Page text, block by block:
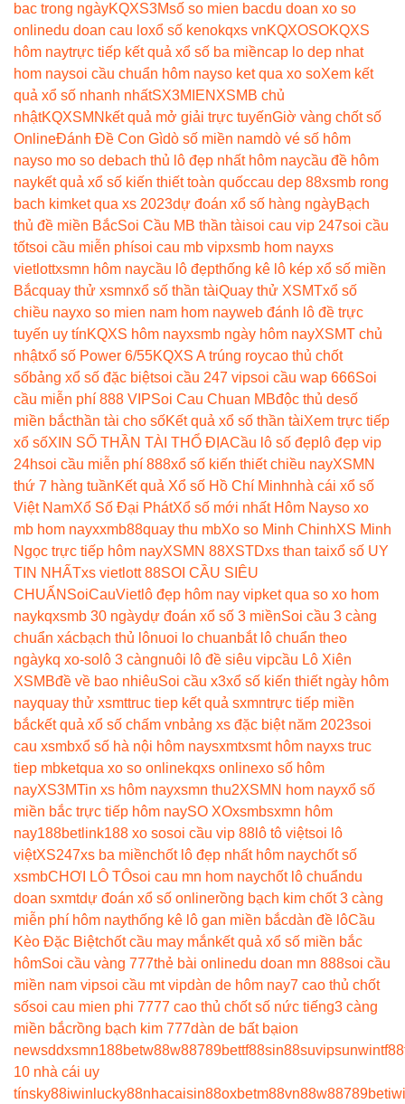
bac trong ngàyKQXS3Msố so mien bacdu doan xo so
onlinedu doan cau loxổ số kenokqxs vnKQXOSOKQXS
hôm naytrực tiếp kết quả xổ số ba miềncap lo dep nhat
hom naysoi cầu chuẩn hôm nayso ket qua xo soXem kết
quả xổ số nhanh nhấtSX3MIEN XSMB chủ
nhậtKQXSMN kết quả mở giải trực tuyếnGiờ vàng chốt số
OnlineĐánh Đề Con Gìdò số miền namdò vé số hôm
nayso mo so debach thủ lô đẹp nhất hôm naycầu đề hôm
naykết quả xổ số kiến thiết toàn quốccau dep 88xsmb rong
bach kimket qua xs 2023dự đoán xổ số hàng ngàyBạch
thủ đề miền BắcSoi Cầu MB thần tàisoi cau vip 247soi cầu
tốtsoi cầu miễn phísoi cau mb vipxsmb hom nayxs
vietlottxsmn hôm naycầu lô đẹpthống kê lô kép xổ số miền
Bắcquay thử xsmnxổ số thần tàiQuay thử XSMTxổ số
chiều nayxo so mien nam hom nayweb đánh lô đề trực
tuyến uy tínKQXS hôm nayxsmb ngày hôm nayXSMT chủ
nhậtxổ số Power 6/55KQXS A trúng roycao thủ chốt
sốbảng xổ số đặc biệtsoi cầu 247 vipsoi cầu wap 666Soi
cầu miễn phí 888 VIPSoi Cau Chuan MBđộc thủ desố
miền bắcthần tài cho sốKết quả xổ số thần tàiXem trực tiếp
xổ sốXIN SỐ THẦN TÀI THỔ ĐỊACầu lô số đẹp lô đẹp vip
24hsoi cầu miễn phí 888xổ số kiến thiết chiều nayXSMN
thứ 7 hàng tuầnKết quả Xổ số Hồ Chí Minhnhà cái xổ số
Việt NamXổ Số Đại PhátXổ số mới nhất Hôm Nayso xo
mb hom nayxxmb88quay thu mbXo so Minh ChinhXS Minh
Ngọc trực tiếp hôm nayXSMN 88XSTDxs than taixổ số UY
TIN NHẤTxs vietlott 88SOI CẦU SIÊU
CHUẨN SoiCauVietlô đẹp hôm nay vipket qua so xo hom
naykqxsmb 30 ngàydự đoán xổ số 3 miềnSoi cầu 3 càng
chuẩn xácbạch thủ lônuoi lo chuanbắt lô chuẩn theo
ngàykq xo-so lô 3 càngnuôi lô đề siêu vipcầu Lô Xiên
XSMBđề về bao nhiêuSoi cầu x3xổ số kiến thiết ngày hôm
nayquay thử xsmttruc tiep kết quả sxmntrực tiếp miền
bắckết quả xổ số chấm vnbảng xs đặc biệt năm 2023soi
cau xsmbxổ số hà nội hôm naysxmtxsmt hôm nayxs truc
tiep mbketqua xo so onlinekqxs onlinexo số hôm
nayXS3MTin xs hôm nayxsmn thu2XSMN hom nayxổ số
miền bắc trực tiếp hôm naySO XOxsmbsxmn hôm
nay188betlink188 xo sosoi cầu vip 88 lô tô việtsoi lô
việtXS247xs ba miềnchốt lô đẹp nhất hôm naychốt số
xsmbCHƠI LÔ TÔsoi cau mn hom naychốt lô chuẩndu
doan sxmtdự đoán xổ số onlinerồng bạch kim chốt 3 càng
miễn phí hôm naythống kê lô gan miền bắcdàn đề lôCầu
Kèo Đặc Biệtchốt cầu may mắnkết quả xổ số miền bắc
hômSoi cầu vàng 777thẻ bài onlinedu doan mn 888soi cầu
miền nam vipsoi cầu mt vipdàn de hôm nay7 cao thủ chốt
sốsoi cau mien phi 7777 cao thủ chốt số nức tiếng3 càng
miền bắcrồng bạch kim 777dàn de bất bạion
newsddxsmn188betw88w88789bettf88sin88suvipsunwintf88
10 nhà cái uy
tínsky88iwin lucky88nhacaisin88oxbetm88vn88w88789bet